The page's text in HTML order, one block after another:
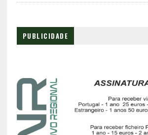
PUBLICIDADE